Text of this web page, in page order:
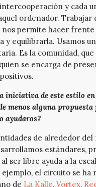
y cada
ordenador. Trabajar
nos permite hacer frente
y equilibrarla. Usamos
Es la comunidad,
se encarga de
iniciativa de este estilo en
menos alguna propuesta
ayudaros?
de alrededor del
estándares,
ser libre ayuda a la
el circuito se ha
de La Kalle, Vortex,